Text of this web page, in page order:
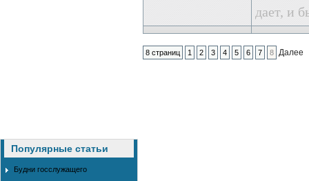
Популярные статьи
Будни госслужащего
дает, и
8 страниц 1 2 3 4 5 6 7 8 Далее